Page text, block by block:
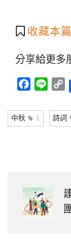
收藏本
分享給更多
Line
中秋 1 詩詞